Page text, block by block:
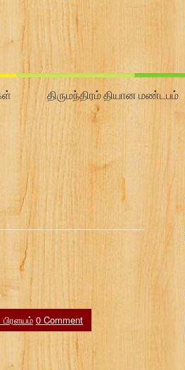
திருமந்திரம் தியான மண்டபம்
0 Comment